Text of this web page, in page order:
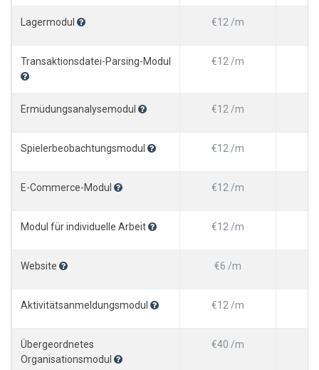
Lagermodul €12 /m
Transaktionsdatei-Parsing-Modul €12 /m
Ermüdungsanalysemodul €12 /m
Spielerbeobachtungsmodul €12 /m
E-Commerce-Modul €12 /m
Modul für individuelle Arbeit €12 /m
Website €6 /m
Aktivitätsanmeldungsmodul €12 /m
Übergeordnetes
Organisationsmodul
€40 /m